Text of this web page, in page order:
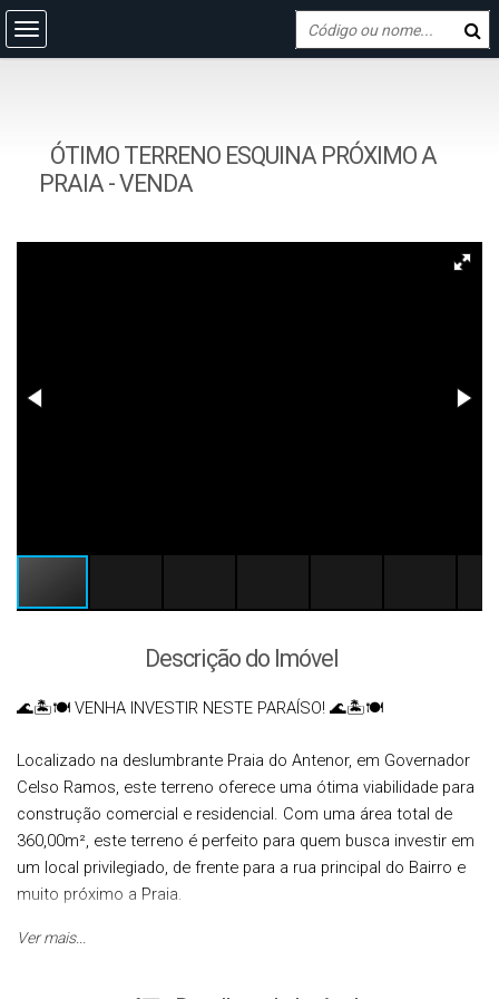
ÓTIMO TERRENO ESQUINA PRÓXIMO A
PRAIA - VENDA
Descrição do Imóvel
🌊🏝️🍽️ VENHA INVESTIR NESTE PARAÍSO! 🌊🏝️🍽️
Localizado na deslumbrante Praia do Antenor, em Governador
Celso Ramos, este terreno oferece uma ótima viabilidade para
construção comercial e residencial. Com uma área total de
360,00m², este terreno é perfeito para quem busca investir em
um local privilegiado, de frente para a rua principal do Bairro e
muito próximo a Praia.
Não perca essa oportunidade única de adquirir um imóvel na
Ver mais...